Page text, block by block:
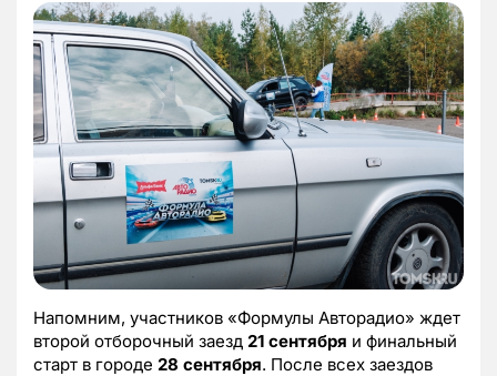
Напомним, участников «Формулы Авторадио» ждет
второй отборочный заезд 21 сентября и финальный
старт в городе 28 сентября. После всех заездов